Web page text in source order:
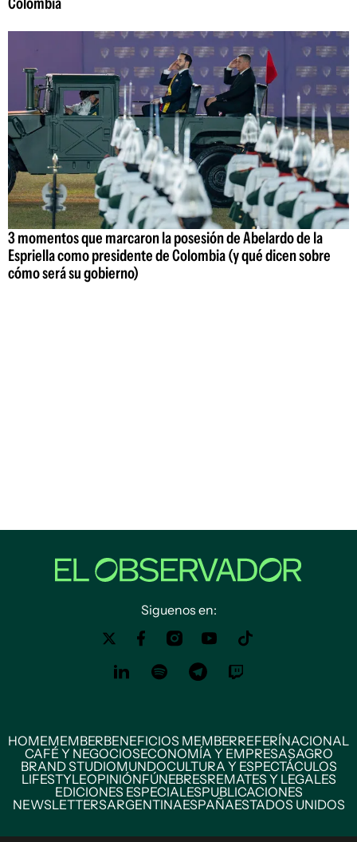
3 momentos que marcaron la posesión de Abelardo de la
Espriella como presidente de Colombia (y qué dicen sobre
cómo será su gobierno)
Siguenos en:
HOMEMEMBERBENEFICIOS MEMBERREFERÍNACIONAL
CAFÉ Y NEGOCIOSECONOMÍA Y EMPRESASAGRO
BRAND STUDIOMUNDOCULTURA Y ESPECTÁCULOS
LIFESTYLEOPINIÓNFÚNEBRESREMATES Y LEGALES
EDICIONES ESPECIALESPUBLICACIONES
NEWSLETTERSARGENTINAESPAÑAESTADOS UNIDOS